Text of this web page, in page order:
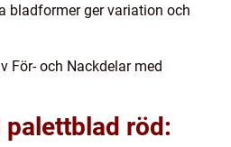
bladformer ger variation och
För- och Nackdelar med
palettblad röd: